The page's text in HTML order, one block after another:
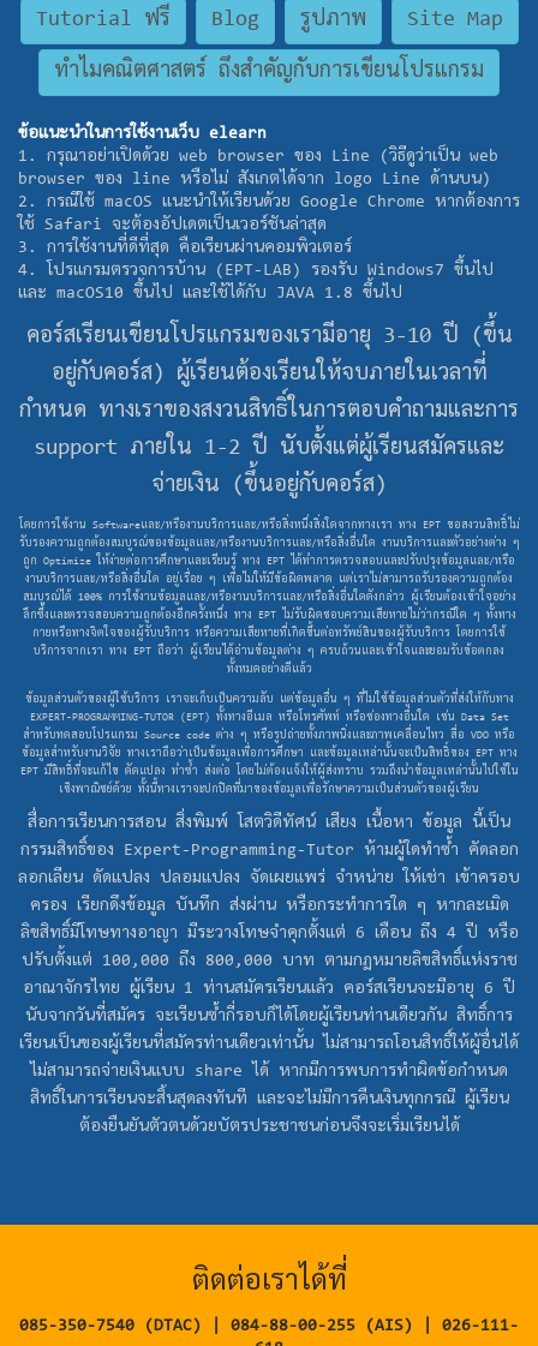
Tutorial ฟรี Blog รูปภาพ Site Map
ทำไมคณิตศาสตร์ ถึงสำคัญกับการเขียนโปรแกรม
ข้อแนะนำในการใช้งานเว็บ elearn
1. กรุณาอย่าเปิดด้วย web browser ของ Line (วิธีดูว่าเป็น web
browser ของ line หรือไม่ สังเกตได้จาก logo Line ด้านบน)
2. กรณีใช้ macOS แนะนำให้เรียนด้วย Google Chrome หากต้องการ
ใช้ Safari จะต้องอัปเดตเป็นเวอร์ชันล่าสุด
3. การใช้งานที่ดีที่สุด คือเรียนผ่านคอมพิวเตอร์
4. โปรแกรมตรวจการบ้าน (EPT-LAB) รองรับ Windows7 ขึ้นไป
และ macOS10 ขึ้นไป และใช้ได้กับ JAVA 1.8 ขึ้นไป
คอร์สเรียนเขียนโปรแกรมของเรามีอายุ 3-10 ปี (ขึ้น
อยู่กับคอร์ส) ผู้เรียนต้องเรียนให้จบภายในเวลาที่
กำหนด ทางเราของสงวนสิทธิ์ในการตอบคำถามและการ
support ภายใน 1-2 ปี นับตั้งแต่ผู้เรียนสมัครและ
จ่ายเงิน (ขึ้นอยู่กับคอร์ส)
โดยการใช้งาน Softwareและ/หรืองานบริการและ/หรือสิ่งหนึ่งสิ่งใดจากทางเรา ทาง EPT ขอสงวนสิทธิ์ไม่
รับรองความถูกต้องสมบูรณ์ของข้อมูลและ/หรืองานบริการและ/หรือสิ่งอื่นใด งานบริการและตัวอย่างต่าง ๆ
ถูก Optimize ให้ง่ายต่อการศึกษาและเรียนรู้ ทาง EPT ได้ทำการตรวจสอบและปรับปรุงข้อมูลและ/หรือ
งานบริการและ/หรือสิ่งอื่นใด อยู่เรื่อย ๆ เพื่อไม่ให้มีข้อผิดพลาด แต่เราไม่สามารถรับรองความถูกต้อง
สมบูรณ์ได้ 100% การใช้งานข้อมูลและ/หรืองานบริการและ/หรือสิ่งอื่นใดดังกล่าว ผู้เรียนต้องเข้าใจอย่าง
ลึกซึ้งและตรวจสอบความถูกต้องอีกครั้งหนึ่ง ทาง EPT ไม่รับผิดชอบความเสียหายไม่ว่ากรณีใด ๆ ทั้งทาง
กายหรือทางจิตใจของผู้รับบริการ หรือความเสียหายที่เกิดขึ้นต่อทรัพย์สินของผู้รับบริการ โดยการใช้
บริการจากเรา ทาง EPT ถือว่า ผู้เรียนได้อ่านข้อมูลต่าง ๆ ครบถ้วนและเข้าใจและยอมรับข้อตกลง
ทั้งหมดอย่างดีแล้ว
ข้อมูลส่วนตัวของผู้ใช้บริการ เราจะเก็บเป็นความลับ แต่ข้อมูลอื่น ๆ ที่ไม่ใช้ข้อมูลส่วนตัวที่ส่งให้กับทาง
EXPERT-PROGRAMMING-TUTOR (EPT) ทั้งทางอีเมล หรือโทรศัพท์ หรือช่องทางอื่นใด เช่น Data Set
สำหรับทดสอบโปรแกรม Source code ต่าง ๆ หรือรูปถ่ายทั้งภาพนิ่งและภาพเคลื่อนไหว สื่อ VDO หรือ
ข้อมูลสำหรับงานวิจัย ทางเราถือว่าเป็นข้อมูลเพื่อการศึกษา และข้อมูลเหล่านั้นจะเป็นสิทธิ์ของ EPT ทาง
EPT มีสิทธิ์ที่จะแก้ไข ดัดแปลง ทำซ้ำ ส่งต่อ โดยไม่ต้องแจ้งให้ผู้ส่งทราบ รวมถึงนำข้อมูลเหล่านั้นไปใช้ใน
เชิงพาณิชย์ด้วย ทั้งนี้ทางเราจะปกปิดที่มาของข้อมูลเพื่อรักษาความเป็นส่วนตัวของผู้เรียน
สื่อการเรียนการสอน สิ่งพิมพ์ โสตวิดีทัศน์ เสียง เนื้อหา ข้อมูล นี้เป็น
กรรมสิทธิ์ของ Expert-Programming-Tutor ห้ามผู้ใดทำซ้ำ คัดลอก
ลอกเลียน ดัดแปลง ปลอมแปลง จัดเผยแพร่ จำหน่าย ให้เช่า เข้าครอบ
ครอง เรียกดึงข้อมูล บันทึก ส่งผ่าน หรือกระทำการใด ๆ หากละเมิด
ลิขสิทธิ์มีโทษทางอาญา มีระวางโทษจำคุกตั้งแต่ 6 เดือน ถึง 4 ปี หรือ
ปรับตั้งแต่ 100,000 ถึง 800,000 บาท ตามกฏหมายลิขสิทธิ์แห่งราช
อาณาจักรไทย ผู้เรียน 1 ท่านสมัครเรียนแล้ว คอร์สเรียนจะมีอายุ 6 ปี
นับจากวันที่สมัคร จะเรียนซ้ำกี่รอบก็ได้โดยผู้เรียนท่านเดียวกัน สิทธิ์การ
เรียนเป็นของผู้เรียนที่สมัครท่านเดียวเท่านั้น ไม่สามารถโอนสิทธิ์ให้ผู้อื่นได้
ไม่สามารถจ่ายเงินแบบ share ได้ หากมีการพบการทำผิดข้อกำหนด
สิทธิ์ในการเรียนจะสิ้นสุดลงทันที และจะไม่มีการคืนเงินทุกกรณี ผู้เรียน
ต้องยืนยันตัวตนด้วยบัตรประชาชนก่อนจึงจะเริ่มเรียนได้
ติดต่อเราได้ที่
085-350-7540 (DTAC) | 084-88-00-255 (AIS) | 026-111-